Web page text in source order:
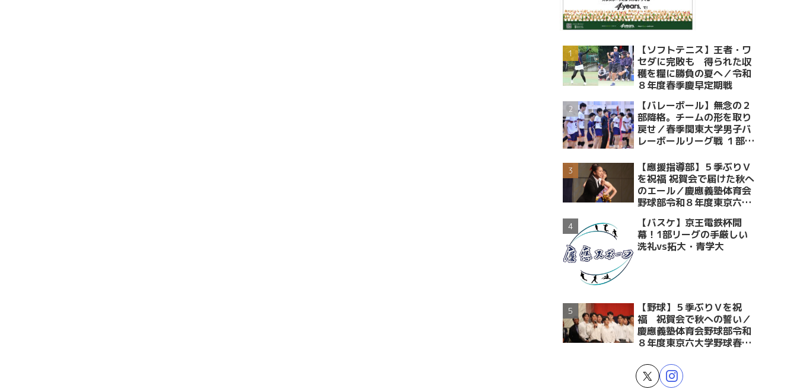
【ソフトテニス】王者・ワ
セダに完敗も 得られた収
穫を糧に勝負の夏へ／令和
８年度春季慶早定期戦
【バレーボール】無念の２
部降格。チームの形を取り
戻せ／春季関東大学男子バ
レーボールリーグ戦 １部・
【應援指導部】５季ぶりＶ
を祝福 祝賀会で届けた秋へ
のエール／慶應義塾体育会
野球部令和８年度東京六大
賀会～後編～
【バスケ】京王電鉄杯開
幕！1部リーグの手厳しい
洗礼vs拓大・青学大
【野球】５季ぶりＶを祝
福 祝賀会で秋への誓い／
慶應義塾体育会野球部令和
８年度東京六大学野球春季
～